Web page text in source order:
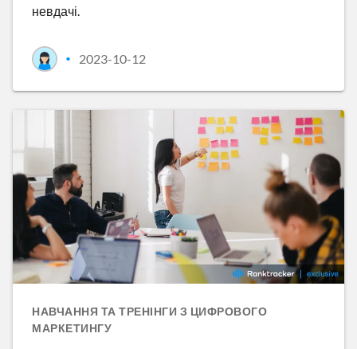
невдачі.
• 2023-10-12
НАВЧАННЯ ТА ТРЕНІНГИ З ЦИФРОВОГО
МАРКЕТИНГУ